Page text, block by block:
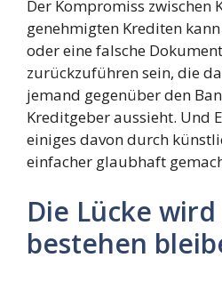
Der Kompromiss zwischen
genehmigten Krediten
oder eine falsche
zurückzuführen sein, die
jemand gegenüber den
Kreditgeber aussieht. Und
einiges davon durch
einfacher glaubhaft
Die Lücke
bestehen